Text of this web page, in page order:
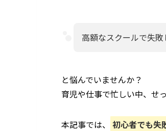
高額なスクールで失
と悩んでいませんか？
育児や仕事で忙しい中、せ
本記事では、 初心者でも失